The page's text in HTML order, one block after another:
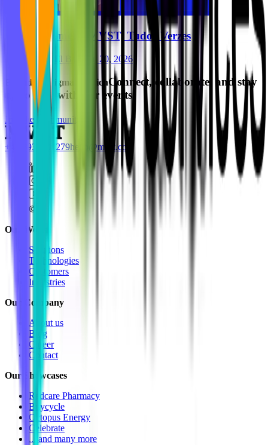
Welcome to MVST, Tudor Verzes
Ghida El Badri Jul 20, 2026
Friends of Figma MunichConnect, collaborate, and stay
up to date with our events.
Join the Community
+49 8937001279hello@mvst.co
Our Work
Solutions
Technologies
Customers
Industries
Our Company
About us
Blog
Career
Contact
Our Showcases
Redcare Pharmacy
Buycycle
Octopus Energy
Celebrate
... and many more